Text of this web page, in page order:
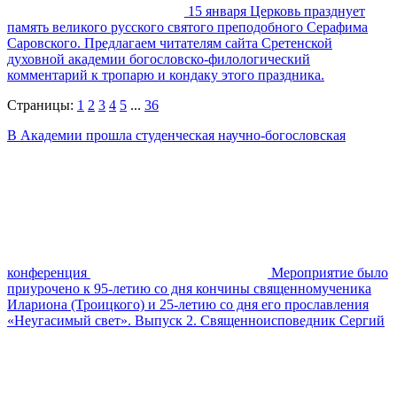
15 января Церковь празднует
память великого русского святого преподобного Серафима
Саровского. Предлагаем читателям сайта Сретенской
духовной академии богословско-филологический
комментарий к тропарю и кондаку этого праздника.
Страницы: 1 2 3 4 5 ... 36
В Академии прошла студенческая научно-богословская
конференция
Мероприятие было
приурочено к 95-летию со дня кончины священномученика
Илариона (Троицкого) и 25-летию со дня его прославления
«Неугасимый свет». Выпуск 2. Священноисповедник Сергий